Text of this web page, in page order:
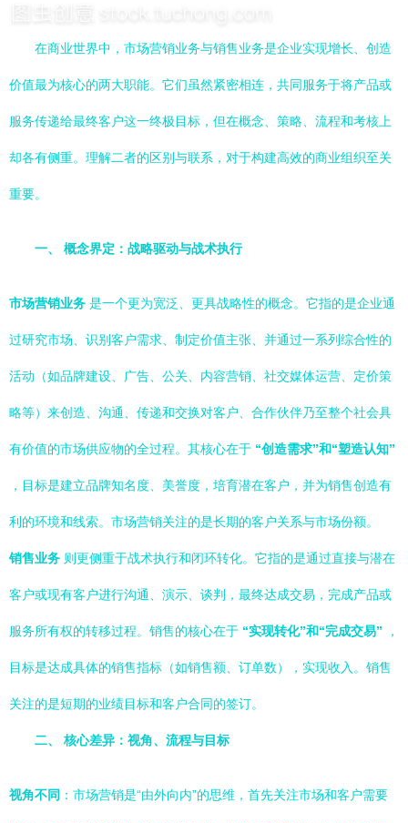
在商业世界中，市场营销业务与销售业务是企业实现增长、创造
价值最为核心的两大职能。它们虽然紧密相连，共同服务于将产品或
服务传递给最终客户这一终极目标，但在概念、策略、流程和考核上
却各有侧重。理解二者的区别与联系，对于构建高效的商业组织至关
重要。
一、 概念界定：战略驱动与战术执行
市场营销业务 是一个更为宽泛、更具战略性的概念。它指的是企业通
过研究市场、识别客户需求、制定价值主张、并通过一系列综合性的
活动（如品牌建设、广告、公关、内容营销、社交媒体运营、定价策
略等）来创造、沟通、传递和交换对客户、合作伙伴乃至整个社会具
有价值的市场供应物的全过程。其核心在于 “创造需求”和“塑造认知”
，目标是建立品牌知名度、美誉度，培育潜在客户，并为销售创造有
利的环境和线索。市场营销关注的是长期的客户关系与市场份额。
销售业务 则更侧重于战术执行和闭环转化。它指的是通过直接与潜在
客户或现有客户进行沟通、演示、谈判，最终达成交易，完成产品或
服务所有权的转移过程。销售的核心在于 “实现转化”和“完成交易” ，
目标是达成具体的销售指标（如销售额、订单数），实现收入。销售
关注的是短期的业绩目标和客户合同的签订。
二、 核心差异：视角、流程与目标
视角不同 ：市场营销是“由外向内”的思维，首先关注市场和客户需要